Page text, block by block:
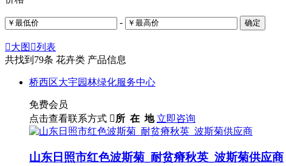
- 确定
大图 列表
共找到 79条 花卉类 产品信息
桥西区大宇园林绿化服务中心
免费会员
点击查看联系方式 所 在 地 立即咨询
山东日照市红色波斯菊_耐贫瘠秋英_波斯菊供应商